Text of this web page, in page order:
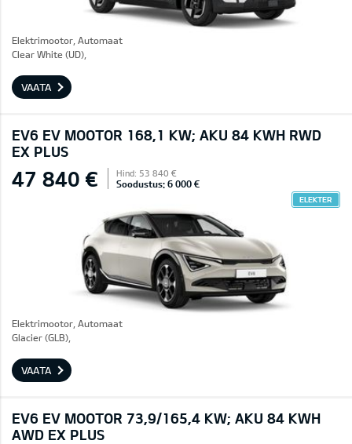
Elektrimootor, Automaat
Clear White (UD),
VAATA
EV6 EV MOOTOR 168,1 KW; AKU 84 KWH RWD
EX PLUS
47 840 € Hind: 53 840 €
Soodustus: 6 000 €
ELEKTER
Elektrimootor, Automaat
Glacier (GLB),
VAATA
EV6 EV MOOTOR 73,9/165,4 KW; AKU 84 KWH
AWD EX PLUS